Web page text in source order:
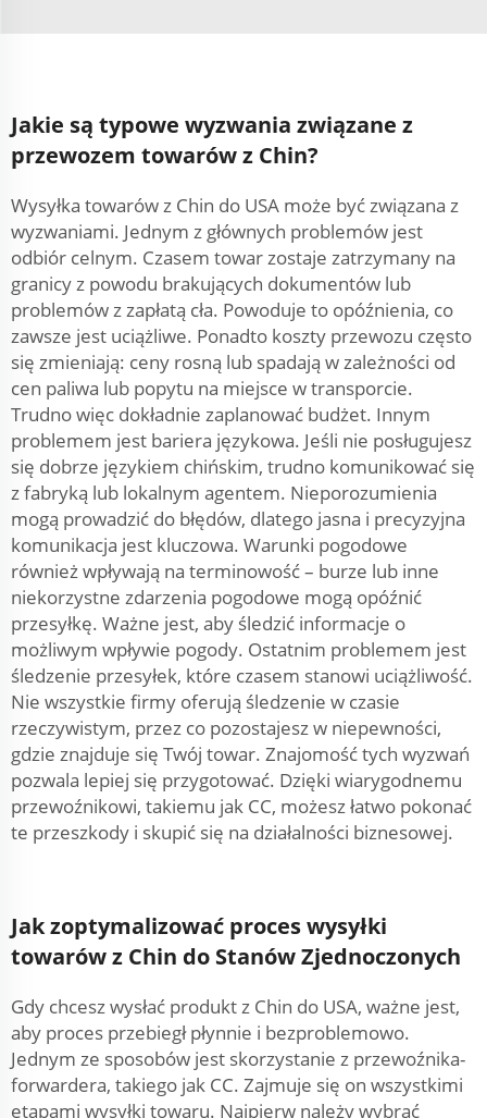
Jakie są typowe wyzwania związane z
przewozem towarów z Chin?
Wysyłka towarów z Chin do USA może być związana z
wyzwaniami. Jednym z głównych problemów jest
odbiór celnym. Czasem towar zostaje zatrzymany na
granicy z powodu brakujących dokumentów lub
problemów z zapłatą cła. Powoduje to opóźnienia, co
zawsze jest uciążliwe. Ponadto koszty przewozu często
się zmieniają: ceny rosną lub spadają w zależności od
cen paliwa lub popytu na miejsce w transporcie.
Trudno więc dokładnie zaplanować budżet. Innym
problemem jest bariera językowa. Jeśli nie posługujesz
się dobrze językiem chińskim, trudno komunikować się
z fabryką lub lokalnym agentem. Nieporozumienia
mogą prowadzić do błędów, dlatego jasna i precyzyjna
komunikacja jest kluczowa. Warunki pogodowe
również wpływają na terminowość – burze lub inne
niekorzystne zdarzenia pogodowe mogą opóźnić
przesyłkę. Ważne jest, aby śledzić informacje o
możliwym wpływie pogody. Ostatnim problemem jest
śledzenie przesyłek, które czasem stanowi uciążliwość.
Nie wszystkie firmy oferują śledzenie w czasie
rzeczywistym, przez co pozostajesz w niepewności,
gdzie znajduje się Twój towar. Znajomość tych wyzwań
pozwala lepiej się przygotować. Dzięki wiarygodnemu
przewoźnikowi, takiemu jak CC, możesz łatwo pokonać
te przeszkody i skupić się na działalności biznesowej.
Jak zoptymalizować proces wysyłki
towarów z Chin do Stanów Zjednoczonych
Gdy chcesz wysłać produkt z Chin do USA, ważne jest,
aby proces przebiegł płynnie i bezproblemowo.
Jednym ze sposobów jest skorzystanie z przewoźnika-
forwardera, takiego jak CC. Zajmuje się on wszystkimi
etapami wysyłki towaru. Najpierw należy wybrać